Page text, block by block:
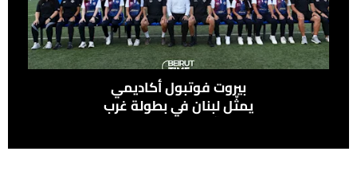
بيروت فوتبول أكاديمي
يمثّل لبنان في بطولة غرب
آسيا للسيدات